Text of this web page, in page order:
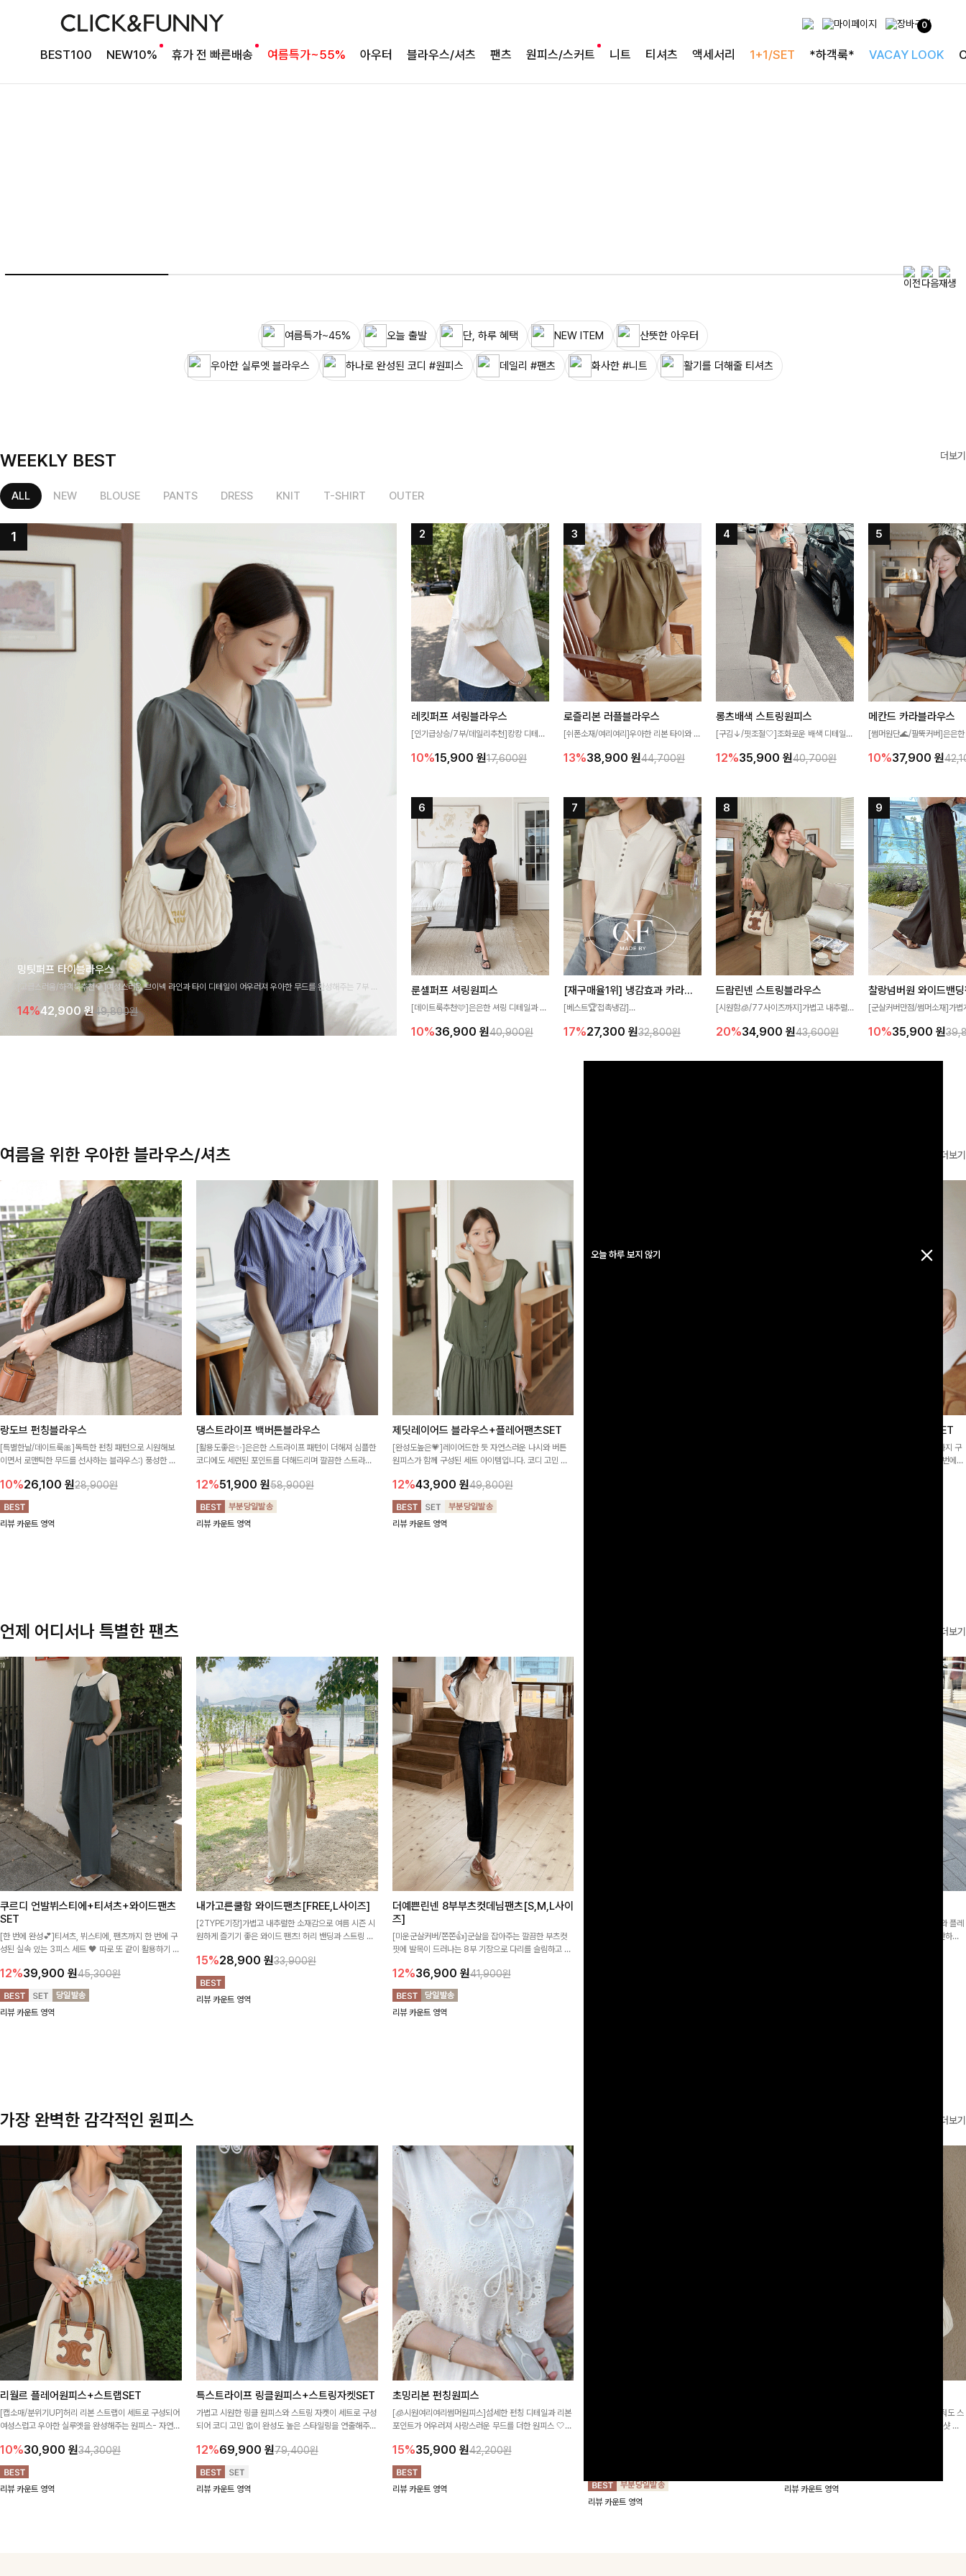
0
BEST100 NEW10% 휴가 전 빠른배송 여름특가~55% 아우터 블라우스/셔츠 팬츠 원피스/스커트 니트 티셔츠 액세서리 1+1/SET *하객룩* VACAY LOOK
오늘 하루 보지 않기
NO1. 썸머베스트
두가지 컬러 데일리아이템
투피스로 완성되는
완성도 높은 원피스SET
여름특가~45% 오늘 출발 단, 하루 혜택 NEW ITEM 산뜻한 아우터
우아한 실루엣 블라우스 하나로 완성된 코디 #원피스 데일리 #팬츠 화사한 #니트 활기를 더해줄 티셔츠
WEEKLY BEST 더보기
ALL NEW BLOUSE PANTS DRESS KNIT T-SHIRT OUTER
밍팃퍼프 타이블라우스
[고급스러움/하객룩추천💎]여성스러운 브이넥 라인과 타이 디테일이 어우러져 우아한 무드를 완성해주는 7부 블
라우스 🤍 여유로운 7부 소매로 편안하게 착용되며 데일리룩부터 출근룩, 하객룩까지 세련된 스타일링을 연출하
기 좋은 아이템이에요
14%42,900원 49,800원
레킷퍼프 셔링블라우스
[인기급상승/7부/데일리추천]캉캉 디테일
성해주는 블라우스 🤍 가볍게 퍼지는 핏으
10%15,900 원17,600원
로즐리본 러플블라우스
[쉬폰소재/여리여리]우아한 리본 타이와 자
분위기를 더해주는 블라우스 🤎 하늘하늘
좋아요
13%38,900 원44,700원
롱츠배색 스트링원피스
[구김↓/핏조절🤍]조화로운 배색 디테일로
있어 여리여리한 라인을 만들어주고 넉넉한
12%35,900 원40,700원
메칸드 카라블라우스
[썸머원단🌊/팔뚝커버]은은
세련된 무드를 연출해주는 블
10%37,900 원
룬셀퍼프 셔링원피스
[데이트룩추천🩷]은은한 셔링 디테일과 퍼
성해주는 원피스🤍 허리 스모크 밴딩이 슬
10%36,900 원40,900원
[재구매율1위] 냉감효과 카라니트
[베스트🏆접촉냉감]
고 가벼운 소재감으로 여름에도 시원하게
17%27,300 원32,800원
드람린넨 스트링블라우스
[시원함🧊/77사이즈까지]가볍고 내추럴
없는 슬릿 카라 디자인이 얼굴선을 더욱 시
20%34,900 원43,600원
[군살커버만점/썸머소재]가볍
편안하게 착용하실 수 있는
감 있는 착용감을 더해드려요!
10%35,900 원
여름을 위한 우아한 블라우스/셔츠 더보기
랑도브 펀칭블라우스
[특별한날/데이트룩🎀]독특한 펀칭 패턴으로 시원해보
이면서 로맨틱한 무드를 선사하는 블라우스:) 풍성한 퍼
10%26,100 원28,900원
리뷰 카운트 영역
댕스트라이프 백버튼블라우스
[활용도좋은✨]은은한 스트라이프 패턴이 더해져 심플한
코디에도 세련된 포인트를 더해드리며 깔끔한 스트라이
12%51,900 원58,900원
리뷰 카운트 영역
제딧레이어드 블라우스+플레어팬츠SET
[완성도높은💗]레이어드한 듯 자연스러운 나시와 버튼
원피스가 함께 구성된 세트 아이템입니다. 코디 고민 없
12%43,900 원49,800원
리뷰 카운트 영역
필딩버튼 카라블라우스+와이드팬츠SET
[SET PICK]버튼 카라 블라우스와 팬츠, 스트랩까지 구
성된 활용도 높은 3종 세트 🤍 코디 걱정 없이 한 번에
언제 어디서나 특별한 팬츠 더보기
쿠르디 언발뷔스티에+티셔츠+와이드팬츠
SET
[한 번에 완성💕]티셔츠, 뷔스티에, 팬츠까지 한 번에 구
성된 실속 있는 3피스 세트 🖤 따로 또 같이 활용하기 좋
12%39,900 원45,300원
리뷰 카운트 영역
내가고른쿨함 와이드팬츠[FREE,L사이즈]
[2TYPE기장]가볍고 내추럴한 소재감으로 여름 시즌 시
원하게 즐기기 좋은 와이드 팬츠! 허리 밴딩과 스트링 디
이드핏이 군살을 자연스럽게 커버해준답니다:)
15%28,900 원33,900원
리뷰 카운트 영역
더예쁜린넨 8부부츠컷데님팬츠[S,M,L사이
즈]
[미운군살커버/쫀쫀👍]군살을 잡아주는 깔끔한 부츠컷
핏에 발목이 드러나는 8부 기장으로 다리를 슬림하고 길
요~!
12%36,900 원41,900원
리뷰 카운트 영역
[데일리부터 여행룩까지]감각적인 레터링 티셔츠와 플레
어 핏 반바지가 함께 구성된 세트 아이템으로, 편안하면
가장 완벽한 감각적인 원피스 더보기
리월르 플레어원피스+스트랩SET
[캡소매/분위기UP]허리 리본 스트랩이 세트로 구성되어
여성스럽고 우아한 실루엣을 완성해주는 원피스- 자연스
면서도 여리한 무드로 입어져✨
10%30,900 원34,300원
리뷰 카운트 영역
특스트라이프 링클원피스+스트링자켓SET
가볍고 시원한 링클 원피스와 스트링 자켓이 세트로 구성
되어 코디 고민 없이 완성도 높은 스타일링을 연출해주는
링 디테일로 다양한 핏을 연출할 수 있어 데일리부터 여
행룩까지 멋스럽게 즐기기 좋아요 ✨
12%69,900 원79,400원
리뷰 카운트 영역
초밍리본 펀칭원피스
[🧊시원여리여리썸머원피스]섬세한 펀칭 디테일과 리본
포인트가 어우러져 사랑스러운 무드를 더한 원피스 🤍
출돼요 ✨
15%35,900 원42,200원
리뷰 카운트 영역
리뷰 카운트 영역
[고객요청재입고/2천장돌파💚]하나만 툭 착용해줘도 스
타일리시해 보이는 휘뚜루 마뚜루 아이템 ~ ! 인생샷 건
리뷰 카운트 영역